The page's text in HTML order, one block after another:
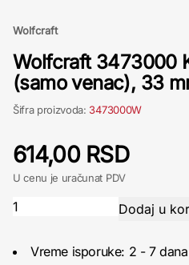
Wolfcraft
Wolfcraft 3473000
(samo venac), 33
Šifra proizvoda: 3473000W
614,00 RSD
U cenu je uračunat PDV
Vreme isporuke: 2 - 7 dana